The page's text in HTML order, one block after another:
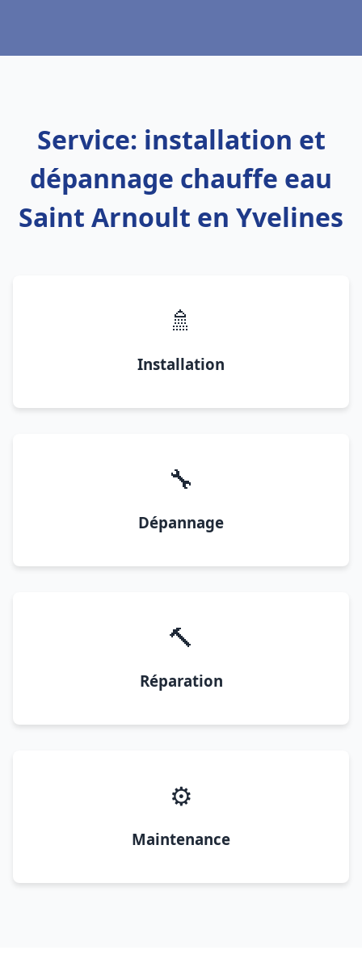
Service: installation et
dépannage chauffe eau
Saint Arnoult en Yvelines
🚿
Installation
🔧
Dépannage
🔨
Réparation
⚙️
Maintenance